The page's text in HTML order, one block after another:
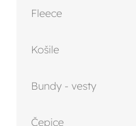
Fleece
Košile
Bundy - vesty
Čepice